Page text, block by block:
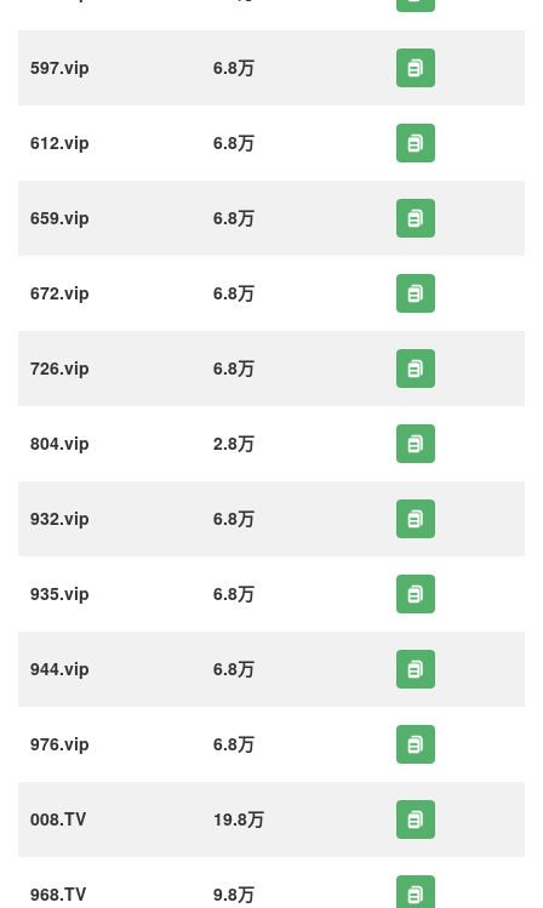
597.vip 6.8万
612.vip 6.8万
659.vip 6.8万
672.vip 6.8万
726.vip 6.8万
804.vip 2.8万
932.vip 6.8万
935.vip 6.8万
944.vip 6.8万
976.vip 6.8万
008.TV 19.8万
968.TV 9.8万